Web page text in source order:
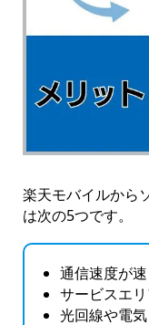
楽天モバイルから
は次の5つです。
通信速度が
サービスエ
光回線や電